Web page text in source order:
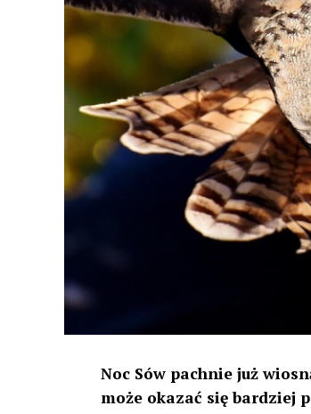
Noc Sów pachnie już
może okazać się bardziej